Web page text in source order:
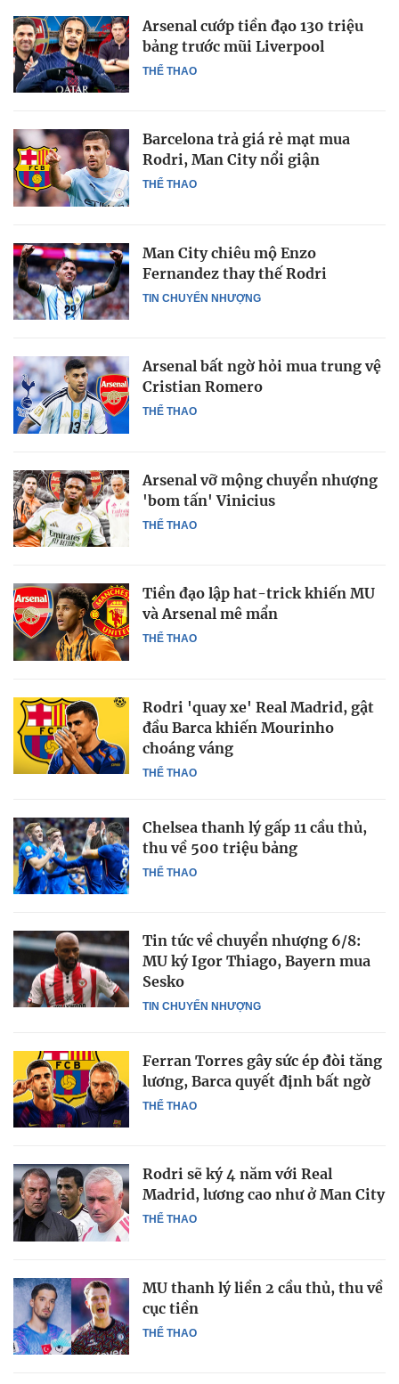
THỂ THAO
Arsenal cướp tiền đạo 130 triệu
bảng trước mũi Liverpool
THỂ THAO
Barcelona trả giá rẻ mạt mua
Rodri, Man City nổi giận
TIN CHUYỂN NHƯỢNG
Man City chiêu mộ Enzo
Fernandez thay thế Rodri
THỂ THAO
Arsenal bất ngờ hỏi mua trung vệ
Cristian Romero
THỂ THAO
Arsenal vỡ mộng chuyển nhượng
'bom tấn' Vinicius
THỂ THAO
Tiền đạo lập hat-trick khiến MU
và Arsenal mê mẩn
THỂ THAO
Rodri 'quay xe' Real Madrid, gật
đầu Barca khiến Mourinho
choáng váng
THỂ THAO
Chelsea thanh lý gấp 11 cầu thủ,
thu về 500 triệu bảng
TIN CHUYỂN NHƯỢNG
Tin tức về chuyển nhượng 6/8:
MU ký Igor Thiago, Bayern mua
Sesko
THỂ THAO
Ferran Torres gây sức ép đòi tăng
lương, Barca quyết định bất ngờ
THỂ THAO
Rodri sẽ ký 4 năm với Real
Madrid, lương cao như ở Man City
THỂ THAO
MU thanh lý liền 2 cầu thủ, thu về
cục tiền